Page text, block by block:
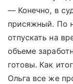
— Конечно, в
присяжный. По
отпускать на
объеме
готовы. Как
Ольга все же